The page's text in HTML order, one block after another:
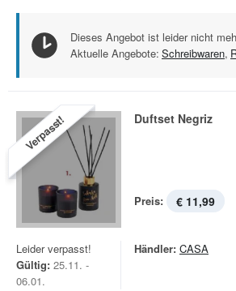
Dieses Angebot ist leider nicht
Aktuelle Angebote: Schreibwaren,
Verpasst! Duftset Negriz
Preis: € 11,99
Leider verpasst!
Gültig: 25.11. -
06.01.
Händler: CASA